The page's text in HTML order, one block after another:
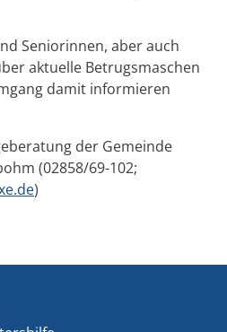
Seniorinnen, aber auch
aktuelle Betrugsmaschen
damit informieren
der Gemeinde
(02858/69-102;
)